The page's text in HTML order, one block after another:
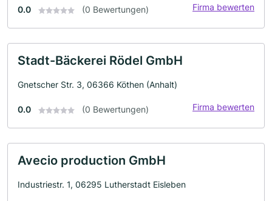
0.0 (0 Bewertungen) Firma bewerten
Stadt-Bäckerei Rödel GmbH
Gnetscher Str. 3, 06366 Köthen (Anhalt)
0.0 (0 Bewertungen) Firma bewerten
Avecio production GmbH
Industriestr. 1, 06295 Lutherstadt Eisleben